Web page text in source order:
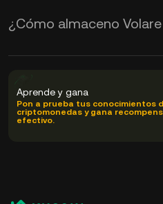
¿Cómo almaceno
Aprende y gana
Pon a prueba tus conocimientos
criptomonedas y gana
efectivo.